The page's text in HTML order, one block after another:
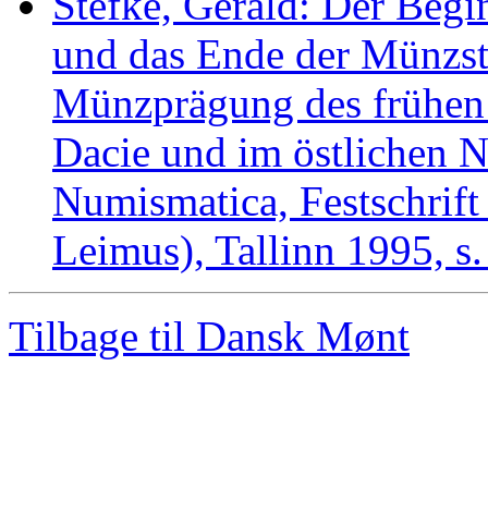
und das Ende der
Münzprägung des
Dacie und im östlichen
Numismatica,
Leimus), Tallinn 1995,
Tilbage til Dansk Mønt